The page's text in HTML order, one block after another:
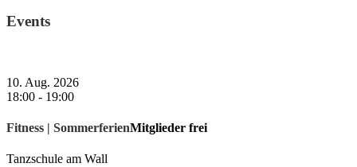
Events
10. Aug. 2026
18:00 - 19:00
Fitness | SommerferienMitglieder frei
Tanzschule am Wall